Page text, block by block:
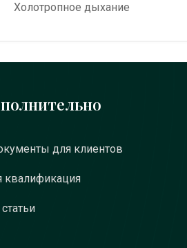
Холотропное дыхание
для клиентов
квалификация